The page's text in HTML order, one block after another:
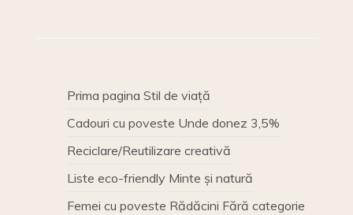
Prima pagina Stil de viață
Cadouri cu poveste Unde donez 3,5%
Reciclare/Reutilizare creativă
Liste eco-friendly Minte și natură
Femei cu poveste Rădăcini Fără categorie